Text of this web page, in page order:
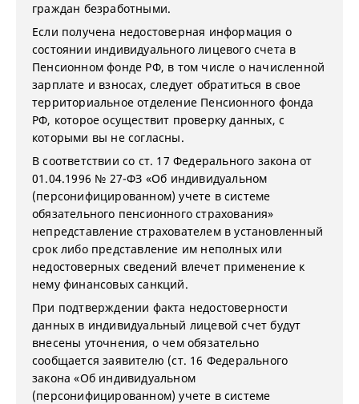
граждан безработными.
Если получена недостоверная информация о
состоянии индивидуального лицевого счета в
Пенсионном фонде РФ, в том числе о начисленной
зарплате и взносах, следует обратиться в свое
территориальное отделение Пенсионного фонда
РФ, которое осуществит проверку данных, с
которыми вы не согласны.
В соответствии со ст. 17 Федерального закона от
01.04.1996 № 27-ФЗ «Об индивидуальном
(персонифицированном) учете в системе
обязательного пенсионного страхования»
непредставление страхователем в установленный
срок либо представление им неполных или
недостоверных сведений влечет применение к
нему финансовых санкций.
При подтверждении факта недостоверности
данных в индивидуальный лицевой счет будут
внесены уточнения, о чем обязательно
сообщается заявителю (ст. 16 Федерального
закона «Об индивидуальном
(персонифицированном) учете в системе